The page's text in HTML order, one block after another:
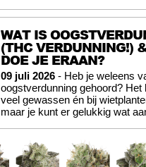
WAT IS
(THC VERDUNNING!)
DOE JE ERAAN?
09 juli 2026 - Heb je weleens
oogstverdunning gehoord? Het
veel gewassen én bij
maar je kunt er gelukkig wat